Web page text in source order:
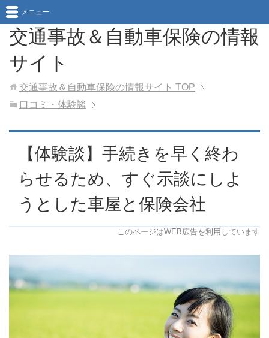
交通事故＆自動車保険の情報
サイト
メニュー
交通事故＆自動車保険の情報サイト TOP
口コミ・体験談
【体験談】手続きを早く終わ
らせるため、すぐ示談にしよ
うとした車屋と保険会社
このページはWEB広告を利用しています